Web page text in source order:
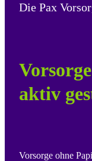
Die Pax
aktiv
Vorsorge ohne